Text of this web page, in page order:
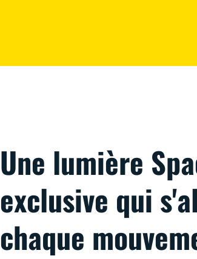
Une lumière
exclusive qui
chaque